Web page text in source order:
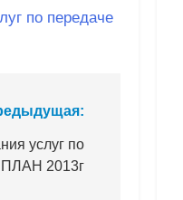
по передаче
услуг по
ПЛАН 2013г